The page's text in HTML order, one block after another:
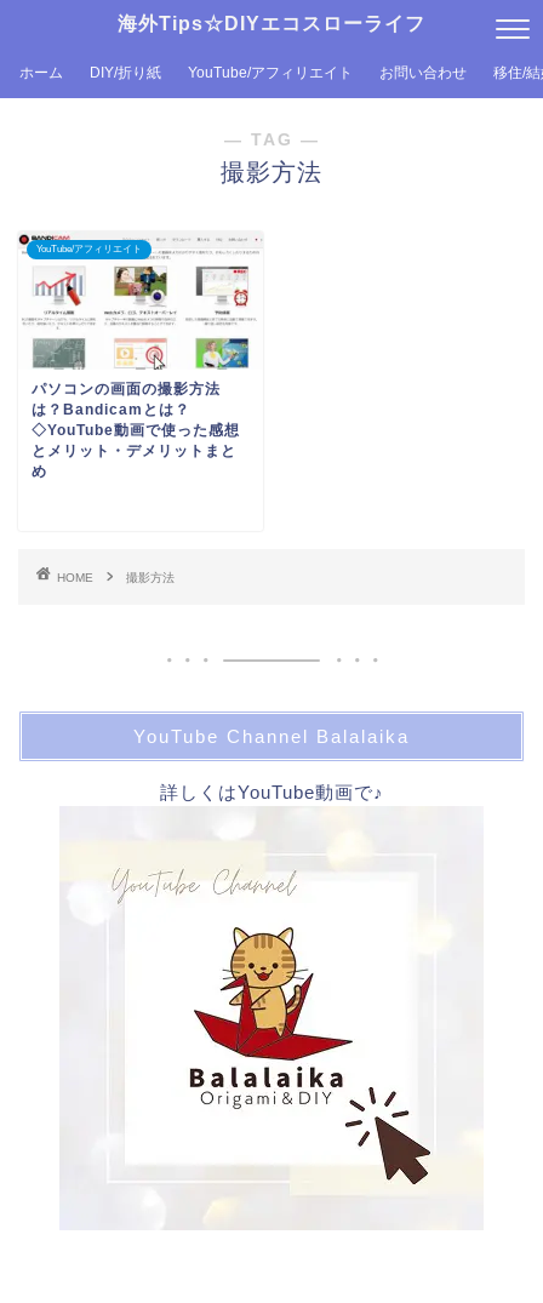
海外Tips☆DIYエコスローライフ
ホーム DIY/折り紙 YouTube/アフィリエイト お問い合わせ 移住/
― TAG ―
撮影方法
YouTube/アフィリエイト
パソコンの画面の撮影方法
は？Bandicamとは？
◇YouTube動画で使った感想
とメリット・デメリットまと
め
HOME 撮影方法
YouTube Channel Balalaika
詳しくはYouTube動画で♪